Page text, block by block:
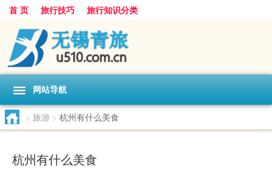
首 页 旅行技巧 旅行知识分类
网站导航
> 旅游 > 杭州有什么美食
杭州有什么美食